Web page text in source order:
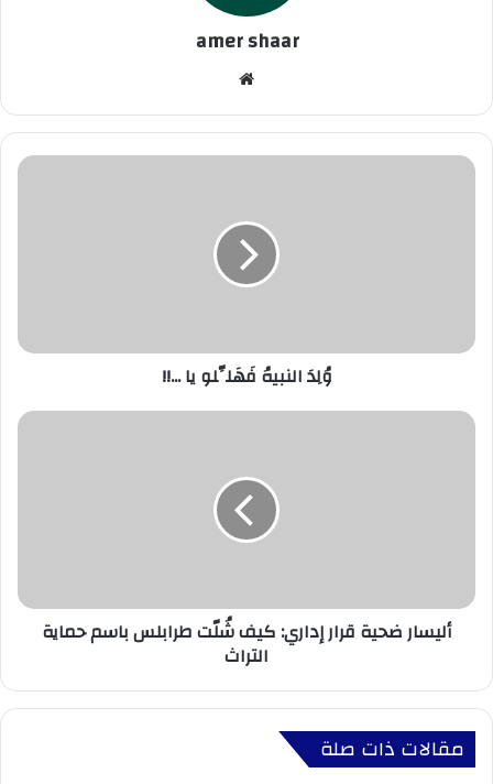
amer shaar
وُلِدَ النبيهُ فَهَلِّلو يا ...!!
أليسار ضحية قرار إداري: كيف شُلّت طرابلس باسم حماية
التراث
مقالات ذات صلة